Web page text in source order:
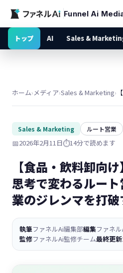
Funnel Ai
トップ AI Sales &
ホーム›メディア›Sales & Marketing›
Sales & Marketing ルート営業
📅2026年2月11日⏱️14分で読めます
【食品・飲料卸向
思考で変わるルー
業のジレンマを打
執筆ファネルAi編集部編集ファネ
監修ファネルAi監修チーム最終更新